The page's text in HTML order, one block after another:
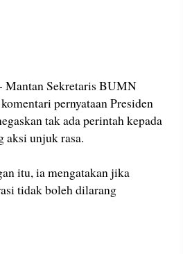
Sekretaris BUMN
pernyataan Presiden
tak ada perintah kepada
aksi unjuk rasa.
itu, ia mengatakan jika
tidak boleh dilarang